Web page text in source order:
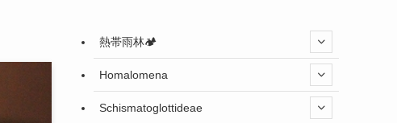
熱帯雨林🏕️
Homalomena
Schismatoglottideae